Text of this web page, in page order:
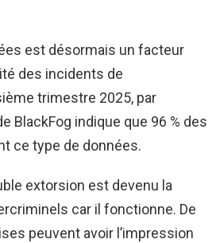
est désormais un facteur
des incidents de
trimestre 2025, par
BlackFog indique que 96 % des
ce type de données.
extorsion est devenu la
car il fonctionne. De
peuvent avoir l’impression